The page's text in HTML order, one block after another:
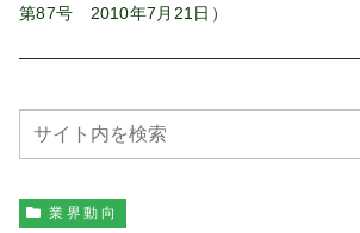
第87号 2010年7月21日）
業界動向